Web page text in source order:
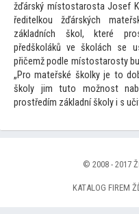
žďárský místostarosta Josef
ředitelkou žďárských
základních škol, které
předškoláků ve školách se
přičemž podle místostarosty
„Pro mateřské školky je to
školy jim tuto možnost
prostředím základní školy i s
© 2008 - 2017
KATALOG FIREM